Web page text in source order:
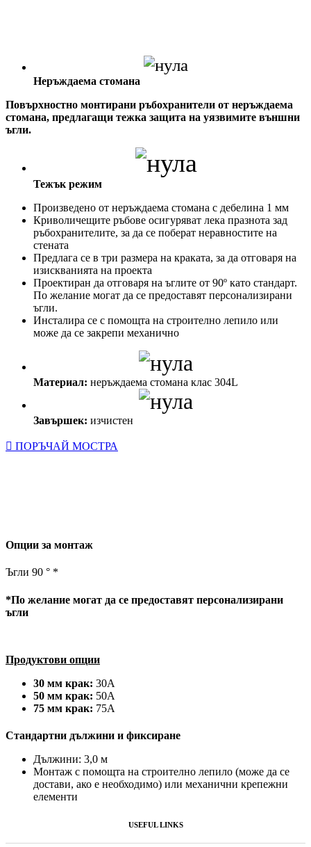
Неръждаема стомана
Повърхностно монтирани ръбохранители от неръждаема
стомана, предлагащи тежка защита на уязвимите външни
ъгли.
Тежък режим
Произведено от неръждаема стомана с дебелина 1 мм
Криволичещите ръбове осигуряват лека празнота зад
ръбохранителите, за да се поберат неравностите на
стената
Предлага се в три размера на краката, за да отговаря на
изискванията на проекта
Проектиран да отговаря на ъглите от 90º като стандарт.
По желание могат да се предоставят персонализирани
ъгли.
Инсталира се с помощта на строително лепило или
може да се закрепи механично
Материал: неръждаема стомана клас 304L
Завършек: изчистен
ПОРЪЧАЙ МОСТРА
Опции за монтаж
Ъгли 90 ° *
*По желание могат да се предоставят персонализирани
ъгли
Продуктови опции
30 мм крак: 30А
50 мм крак: 50А
75 мм крак: 75А
Стандартни дължини и фиксиране
Дължини: 3,0 м
Монтаж с помощта на строително лепило (може да се
достави, ако е необходимо) или механични крепежни
елементи
USEFUL LINKS